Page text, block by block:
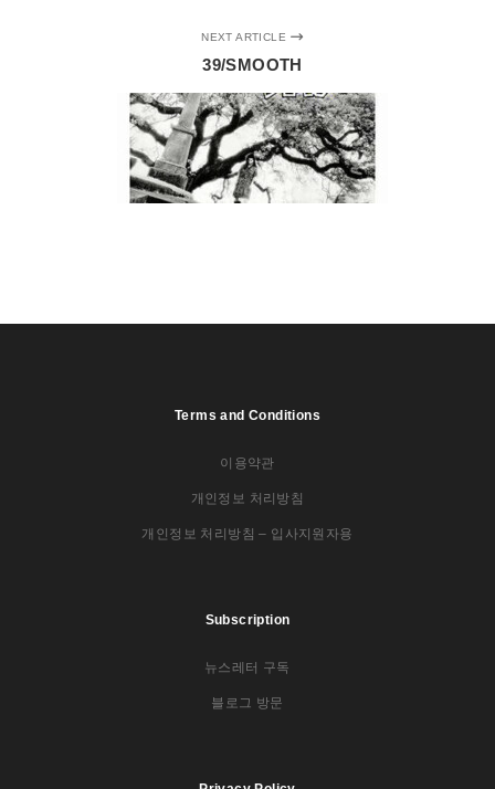
NEXT ARTICLE
39/SMOOTH
Terms and Conditions
이용약관
개인정보 처리방침
개인정보 처리방침 – 입사지원자용
Subscription
뉴스레터 구독
블로그 방문